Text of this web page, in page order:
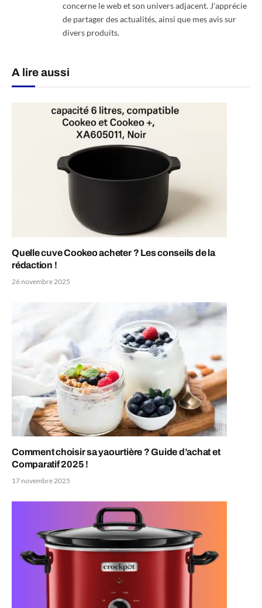
concerne le web et son univers adjacent. J'apprécie
de partager des actualités, ainsi que mes avis sur
divers produits.
A lire aussi
Quelle cuve Cookeo acheter ? Les conseils de la
rédaction !
26 novembre 2025
Comment choisir sa yaourtière ? Guide d’achat et
Comparatif 2025 !
17 novembre 2025